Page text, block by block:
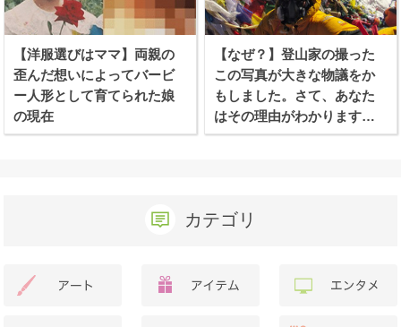
【洋服選びはママ】両親の
歪んだ想いによってバービ
ー人形として育てられた娘
の現在
【なぜ？】登山家の撮った
この写真が大きな物議をか
もしました。さて、あなた
はその理由がわかります
か？
カテゴリ